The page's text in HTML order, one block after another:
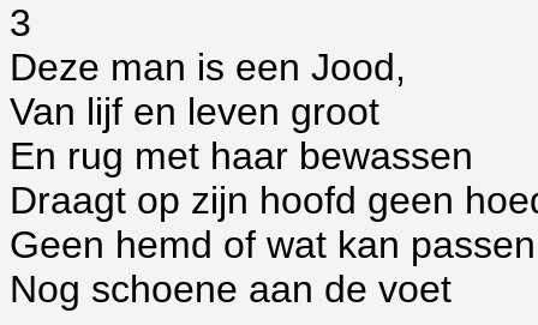
3
Deze man is een Jood,
Van lijf en leven groot
En rug met haar bewassen
Draagt op zijn hoofd geen
Geen hemd of wat kan passen
Nog schoene aan de voet